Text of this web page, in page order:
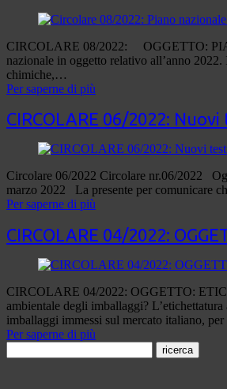
CIRCOLARE 08/2022: OGGETTO:
nazionale in oggetto relativo all’anno
chimiche,…
Per saperne di più
CIRCOLARE 06/2022:
Circolare 06/2022 Circolare nr.06/
marzo 2022 La presente per comunicare
Per saperne di più
CIRCOLARE 04/2022:
CIRCOLARE 04/2022: OGGETTO:
ambientale degli imballaggi?
imballaggi immessi sul mercato italiano,
Per saperne di più